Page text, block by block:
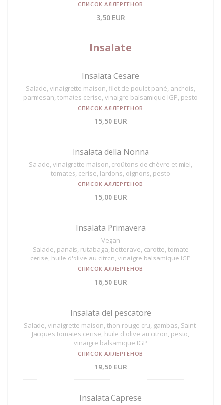
СПИСОК АЛЛЕРГЕНОВ
3,50 EUR
Insalate
Insalata Cesare
Salade, vinaigrette maison, filet de poulet pané, anchois,
parmesan, tomates cerise, vinaigre balsamique IGP, pesto
СПИСОК АЛЛЕРГЕНОВ
15,50 EUR
Insalata della Nonna
Salade, vinaigrette maison, croûtons de chèvre et miel,
tomates, cerise, lardons, oignons, pesto
СПИСОК АЛЛЕРГЕНОВ
15,00 EUR
Insalata Primavera
Vegan
Salade, panais, rutabaga, betterave, carotte, tomate
cerise, huile d'olive au citron, vinaigre balsamique IGP
СПИСОК АЛЛЕРГЕНОВ
16,50 EUR
Insalata del pescatore
Salade, vinaigrette maison, thon rouge cru, gambas, Saint-
Jacques tomates cerise, huile d'olive au citron, pesto,
vinaigre balsamique IGP
СПИСОК АЛЛЕРГЕНОВ
19,50 EUR
Insalata Caprese